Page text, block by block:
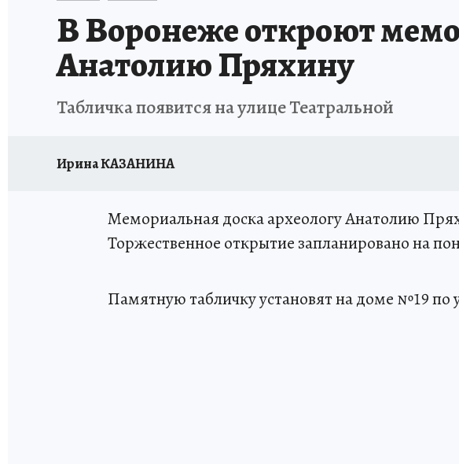
В Воронеже откроют
Анатолию Пряхину
Табличка появится на улице Театральной
Ирина КАЗАНИНА
Мемориальная доска археологу Анатолию
Торжественное открытие запланировано на
Памятную табличку установят на доме №19 по